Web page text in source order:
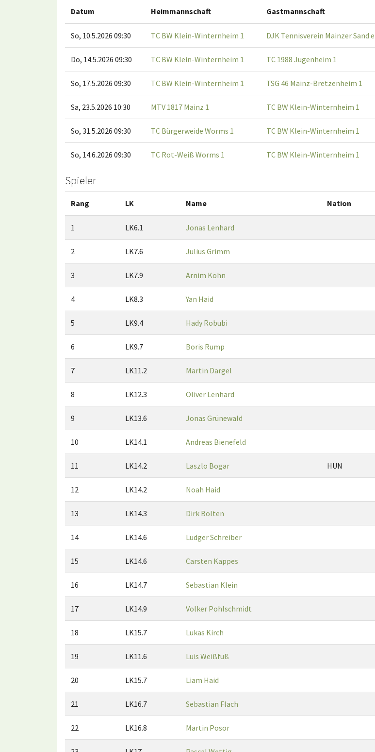
Datum Heimmannschaft Gastmannschaft
So, 10.5.2026 09:30 TC BW Klein-Winternheim 1 DJK Tennisverein Mainzer Sand
Do, 14.5.2026 09:30 TC BW Klein-Winternheim 1 TC 1988 Jugenheim 1
So, 17.5.2026 09:30 TC BW Klein-Winternheim 1 TSG 46 Mainz-Bretzenheim 1
Sa, 23.5.2026 10:30 MTV 1817 Mainz 1 TC BW Klein-Winternheim 1
So, 31.5.2026 09:30 TC Bürgerweide Worms 1 TC BW Klein-Winternheim 1
So, 14.6.2026 09:30 TC Rot-Weiß Worms 1 TC BW Klein-Winternheim 1
Spieler
Rang LK Name Nation
1 LK6.1 Jonas Lenhard
2 LK7.6 Julius Grimm
3 LK7.9 Arnim Köhn
4 LK8.3 Yan Haid
5 LK9.4 Hady Robubi
6 LK9.7 Boris Rump
7 LK11.2 Martin Dargel
8 LK12.3 Oliver Lenhard
9 LK13.6 Jonas Grünewald
10 LK14.1 Andreas Bienefeld
11 LK14.2 Laszlo Bogar HUN
12 LK14.2 Noah Haid
13 LK14.3 Dirk Bolten
14 LK14.6 Ludger Schreiber
15 LK14.6 Carsten Kappes
16 LK14.7 Sebastian Klein
17 LK14.9 Volker Pohlschmidt
18 LK15.7 Lukas Kirch
19 LK11.6 Luis Weißfuß
20 LK15.7 Liam Haid
21 LK16.7 Sebastian Flach
22 LK16.8 Martin Posor